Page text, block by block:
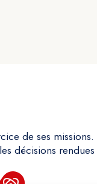
de ses missions.
décisions rendues